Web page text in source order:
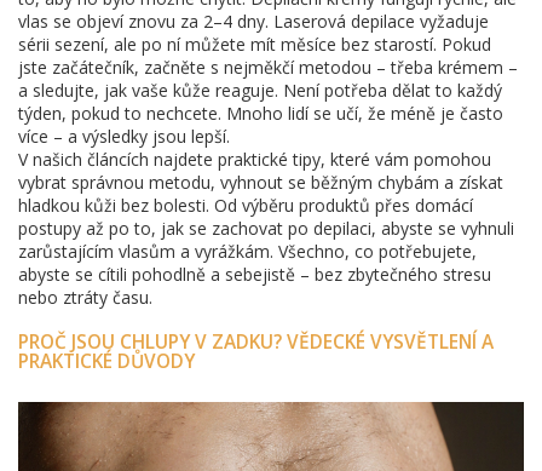
vlas se objeví znovu za 2–4 dny. Laserová depilace vyžaduje
sérii sezení, ale po ní můžete mít měsíce bez starostí. Pokud
jste začátečník, začněte s nejměkčí metodou – třeba krémem –
a sledujte, jak vaše kůže reaguje. Není potřeba dělat to každý
týden, pokud to nechcete. Mnoho lidí se učí, že méně je často
více – a výsledky jsou lepší.
V našich článcích najdete praktické tipy, které vám pomohou
vybrat správnou metodu, vyhnout se běžným chybám a získat
hladkou kůži bez bolesti. Od výběru produktů přes domácí
postupy až po to, jak se zachovat po depilaci, abyste se vyhnuli
zarůstajícím vlasům a vyrážkám. Všechno, co potřebujete,
abyste se cítili pohodlně a sebejistě – bez zbytečného stresu
nebo ztráty času.
PROČ JSOU CHLUPY V ZADKU? VĚDECKÉ VYSVĚTLENÍ A
PRAKTICKÉ DŮVODY